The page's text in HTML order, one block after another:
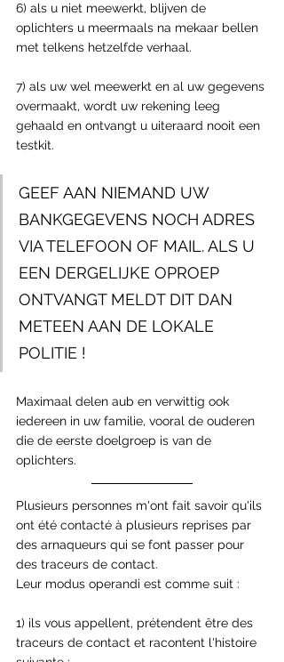
6) als u niet meewerkt, blijven de
oplichters u meermaals na mekaar bellen
met telkens hetzelfde verhaal.
7) als uw wel meewerkt en al uw gegevens
overmaakt, wordt uw rekening leeg
gehaald en ontvangt u uiteraard nooit een
testkit.
GEEF AAN NIEMAND UW
BANKGEGEVENS NOCH ADRES
VIA TELEFOON OF MAIL. ALS U
EEN DERGELIJKE OPROEP
ONTVANGT MELDT DIT DAN
METEEN AAN DE LOKALE
POLITIE !
Maximaal delen aub en verwittig ook
iedereen in uw familie, vooral de ouderen
die de eerste doelgroep is van de
oplichters.
Plusieurs personnes m'ont fait savoir qu'ils
ont été contacté à plusieurs reprises par
des arnaqueurs qui se font passer pour
des traceurs de contact.
Leur modus operandi est comme suit :
1) ils vous appellent, prétendent être des
traceurs de contact et racontent l'histoire